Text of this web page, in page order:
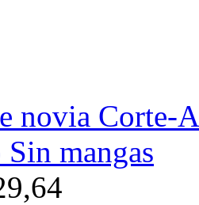
novia Corte-
mangas